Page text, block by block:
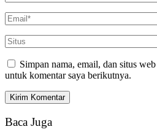
Simpan nama, email, dan situs
untuk komentar saya berikutnya.
Baca Juga